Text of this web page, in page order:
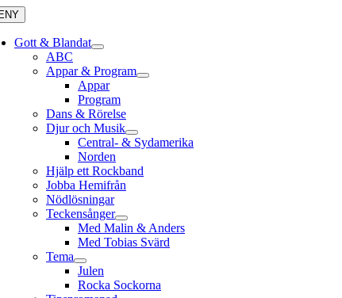
Gott & Blandat
ABC
Appar & Program
Appar
Program
Dans & Rörelse
Djur och Musik
Central- & Sydamerika
Norden
Hjälp ett Rockband
Jobba Hemifrån
Nödlösningar
Teckensånger
Med Malin & Anders
Med Tobias Svärd
Tema
Julen
Rocka Sockorna